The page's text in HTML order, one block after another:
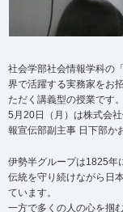
社会学部社会情報学科の
界で活躍する実務家をお
ただく講義型の授業です。
5月20日（月）は株式会
報宣伝部副主事 日下部か
伊勢半グループは1825年
伝統を守り続けながら日
ています。
一方で多くの人の心を掴